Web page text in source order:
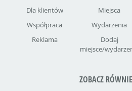
Dla klientów
Współpraca
Reklama
Miejsca
Wydarzenia
Dodaj
miejsce/
ZOBACZ